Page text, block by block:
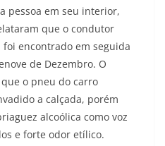
pessoa em seu interior,
que o condutor
encontrado em seguida
de Dezembro. O
o pneu do carro
a calçada, porém
alcoólica como voz
e forte odor etílico.